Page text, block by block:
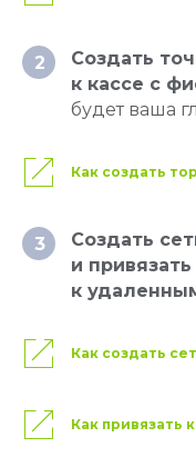
2
Создать
к кассе с
будет ваша
Как создать
3
Создать
и
к
Как создать
Как привязать
Пн-пт, с 9:00 до 18:00
Info@modulkassa.ru
Решить вопрос:
8 800
Купить онлайн-кассу:
8 800